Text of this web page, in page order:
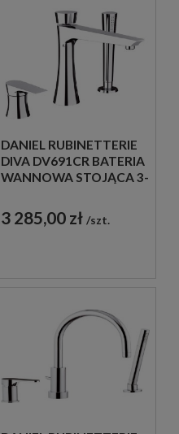
DANIEL RUBINETTERIE
DIVA DV691CR BATERIA
WANNOWA STOJĄCA 3-
JEDNOUCHWYTOWA
CHROM
3 285,00 zł szt.